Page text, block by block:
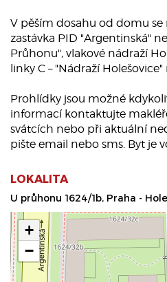
V pěším dosahu od domu se
zastávka PID "Argentinská"
Průhonu", vlakové nádraží
linky C – "Nádraží Holešovice"
Prohlídky jsou možné
informací kontaktujte
svátcích nebo při aktuální
pište email nebo sms. Byt je
LOKALITA
U průhonu 1624/1b, Praha -
+
−